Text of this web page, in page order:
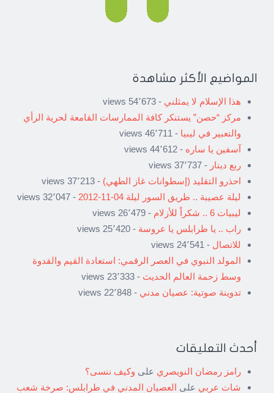
المواضيع الأكثر مشاهدة
هذا الإسلام لا يمثلني - 54٬673 views
مركز “حصن” يستنكر كافة الممارسات القامعة لحرية الرأي
والتعبير في ليبيا - 46٬711 views
آسفين يا ساره - 44٬612 views
ربع دينار - 37٬737 views
احذرو التقليد (إسطوانات غاز الطهي) - 37٬213 views
ليلة عصيبة .. طريق السور ليلة 04-11-2012
- 32٬047 views
ليبيات 6 .. شكراً للأزلام
- 26٬479 views
راب .. يا طرابلس يا عروسة - 25٬420 views
للاتصال - 24٬541 views
المولد النبوي في العصر الرقمي: استعادة القيم والقدوة
وسط زحمة العالم الحديث - 23٬333 views
تدوينة صوتية: عصيان مدني - 22٬848 views
أحدث التعليقات
رامز رمضان النويصري على وكيف ننسى؟
شات عربي على العصيان المدني في طرابلس: صرخة شعب